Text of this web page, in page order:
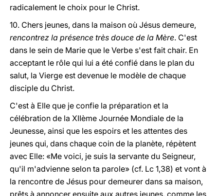
radicalement le choix pour le Christ.
10. Chers jeunes, dans la maison où Jésus demeure,
rencontrez la présence très douce de la Mère. C'est
dans le sein de Marie que le Verbe s'est fait chair. En
acceptant le rôle qui lui a été confié dans le plan du
salut, la Vierge est devenue le modèle de chaque
disciple du Christ.
C'est à Elle que je confie la préparation et la
célébration de la XIIème Journée Mondiale de la
Jeunesse, ainsi que les espoirs et les attentes des
jeunes qui, dans chaque coin de la planète, répètent
avec Elle: «Me voici, je suis la servante du Seigneur,
qu'il m'advienne selon ta parole» (cf. Lc 1,38) et vont à
la rencontre de Jésus pour demeurer dans sa maison,
prêts à annoncer ensuite aux autres jeunes, comme les